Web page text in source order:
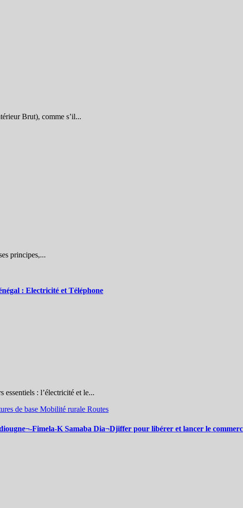
Brut), comme s’il...
principes,...
: Electricité et Téléphone
essentiels : l’électricité et le...
de base Mobilité rurale Routes
Fimela-K Samaba Dia¬Djiffer pour libérer et lancer le